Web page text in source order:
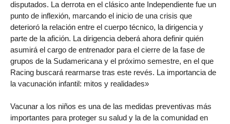
disputados. La derrota en el clásico ante Independiente fue un
punto de inflexión, marcando el inicio de una crisis que
deterioró la relación entre el cuerpo técnico, la dirigencia y
parte de la afición. La dirigencia deberá ahora definir quién
asumirá el cargo de entrenador para el cierre de la fase de
grupos de la Sudamericana y el próximo semestre, en el que
Racing buscará rearmarse tras este revés. La importancia de
la vacunación infantil: mitos y realidades»
Vacunar a los niños es una de las medidas preventivas más
importantes para proteger su salud y la de la comunidad en